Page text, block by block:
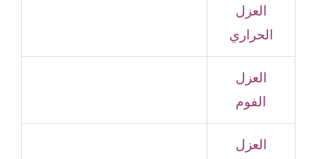
العزل
الحراري
العزل
الفوم
العزل